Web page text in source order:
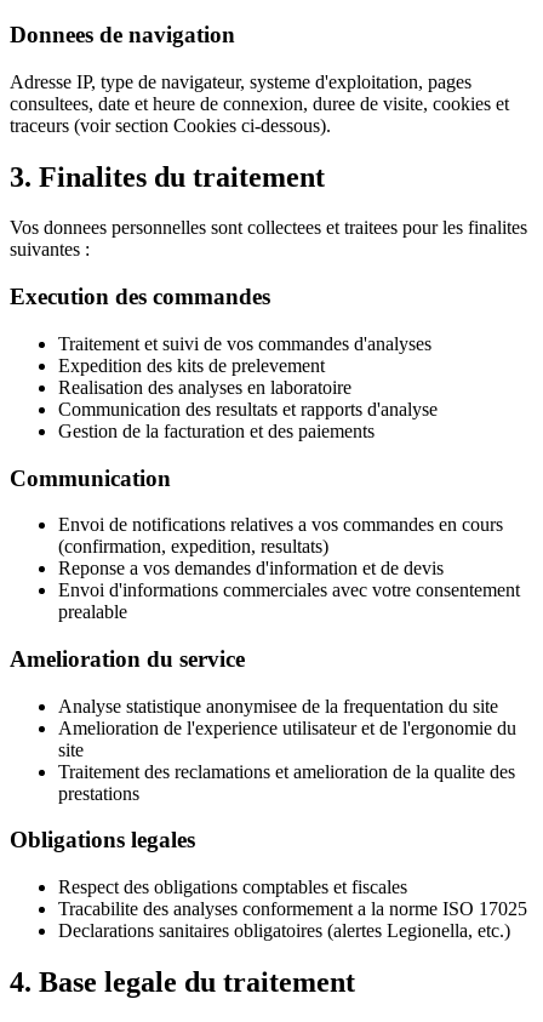
Donnees de navigation
Adresse IP, type de navigateur, systeme d'exploitation, pages
consultees, date et heure de connexion, duree de visite, cookies et
traceurs (voir section Cookies ci-dessous).
3. Finalites du traitement
Vos donnees personnelles sont collectees et traitees pour les finalites
suivantes :
Execution des commandes
Traitement et suivi de vos commandes d'analyses
Expedition des kits de prelevement
Realisation des analyses en laboratoire
Communication des resultats et rapports d'analyse
Gestion de la facturation et des paiements
Communication
Envoi de notifications relatives a vos commandes en cours
(confirmation, expedition, resultats)
Reponse a vos demandes d'information et de devis
Envoi d'informations commerciales avec votre consentement
prealable
Amelioration du service
Analyse statistique anonymisee de la frequentation du site
Amelioration de l'experience utilisateur et de l'ergonomie du
site
Traitement des reclamations et amelioration de la qualite des
prestations
Obligations legales
Respect des obligations comptables et fiscales
Tracabilite des analyses conformement a la norme ISO 17025
Declarations sanitaires obligatoires (alertes Legionella, etc.)
4. Base legale du traitement